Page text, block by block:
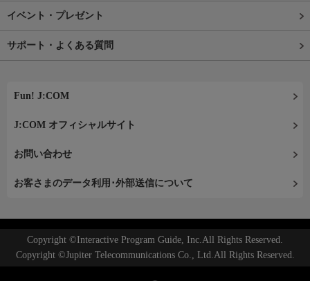
イベント・プレゼント
サポート・よくある質問
Fun! J:COM
J:COM オフィシャルサイト
お問い合わせ
お客さまのデータ利用･外部送信について
Copyright ©Interactive Program Guide, Inc.All Rights Reserved.
Copyright ©Jupiter Telecommunications Co., Ltd.All Rights Reserved.